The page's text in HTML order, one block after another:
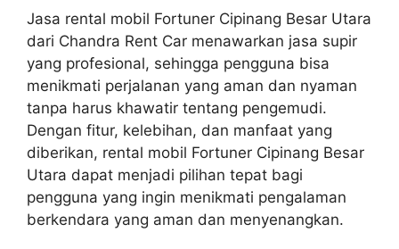
Jasa rental mobil Fortuner Cipinang Besar Utara
dari Chandra Rent Car menawarkan jasa supir
yang profesional, sehingga pengguna bisa
menikmati perjalanan yang aman dan nyaman
tanpa harus khawatir tentang pengemudi.
Dengan fitur, kelebihan, dan manfaat yang
diberikan, rental mobil Fortuner Cipinang Besar
Utara dapat menjadi pilihan tepat bagi
pengguna yang ingin menikmati pengalaman
berkendara yang aman dan menyenangkan.